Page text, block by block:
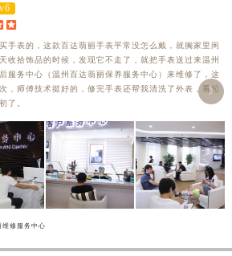

手表的，这款百达翡丽手表平常没怎么戴，就搁家里闲
收拾饰品的时候，发现它不走了，就把手表送过来温州
服务中心（温州百达翡丽保养服务中心）来维修了，这
，师傅技术挺好的，修完手表还帮我清洗了外表，看起
了。
维修服务中心
